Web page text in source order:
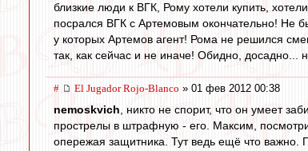
близкие люди к ВГК, Рому хотели купить,
посрался ВГК с Артемовым окончательно! Не
у которых Артемов агент! Рома не решился
так, как сейчас и не иначе! Обидно, досадно...
# El Jugador Rojo-Blanco » 01 фев 2012 00:38
nemoskvich , никто не спорит, что он умеет
прострелы в штрафную - его. Максим, посмотри
опережая защитника. Тут ведь ещё что важно.